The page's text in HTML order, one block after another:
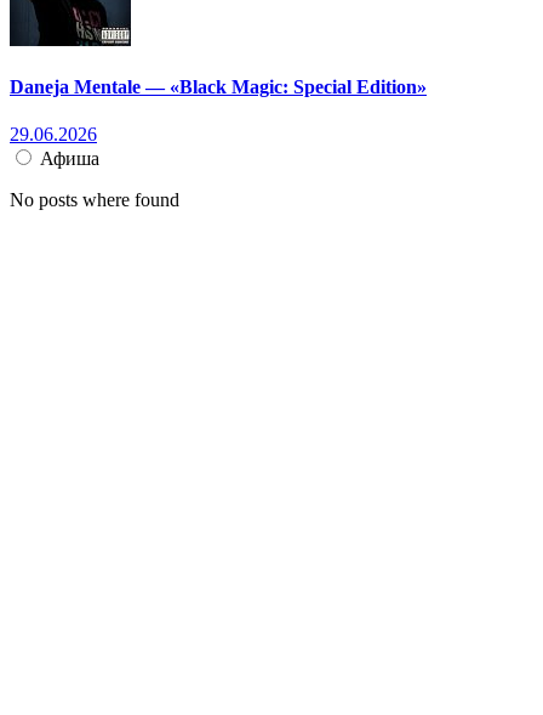
Daneja Mentale — «Black Magic: Special Edition»
29.06.2026
Афиша
No posts where found